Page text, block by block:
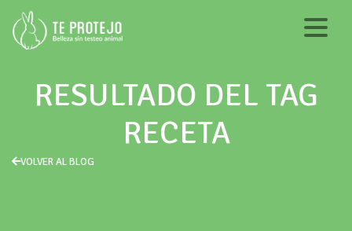
RESULTADO DEL TAG
RECETA
VOLVER AL BLOG